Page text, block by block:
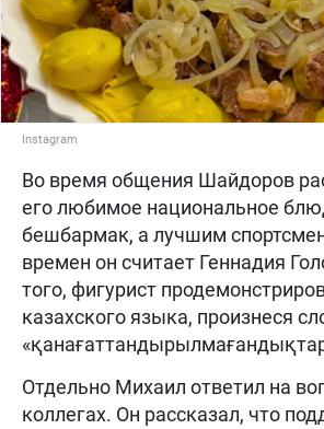
Instagram
Во время общения Шайдоров
его любимое национальное
бешбармак, а лучшим
времен он считает Геннадия
того, фигурист
казахского языка, произнеся
Отдельно Михаил ответил на
коллегах. Он рассказал, что